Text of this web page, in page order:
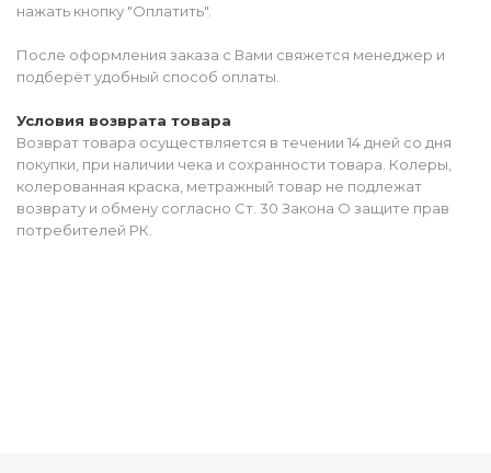
нажать кнопку "Оплатить".
После оформления заказа с Вами свяжется менеджер и
подберёт удобный способ оплаты.
Условия возврата товара
Возврат товара осуществляется в течении 14 дней со дня
покупки, при наличии чека и сохранности товара. Колеры,
колерованная краска, метражный товар не подлежат
возврату и обмену согласно Ст. 30 Закона О защите прав
потребителей РК.